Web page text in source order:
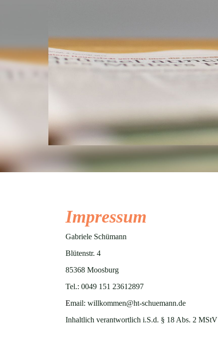
Impressum
Gabriele Schümann
Blütenstr. 4
85368 Moosburg
Tel.: 0049 151 23612897
Email: willkommen@ht-schuemann.de
Inhaltlich verantwortlich i.S.d. § 18 Abs. 2 MStV